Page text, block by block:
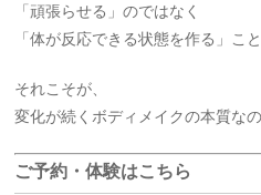
「頑張らせる」のではなく
「体が反応できる状態を作る」こ
それこそが、
変化が続くボディメイクの本質なの
ご予約・体験はこちら